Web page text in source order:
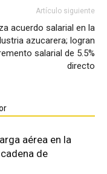
Artículo siguiente
acuerdo salarial en la
azucarera; logran
salarial de 5.5%
directo
aérea en la
de